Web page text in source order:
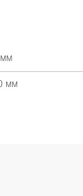
мм